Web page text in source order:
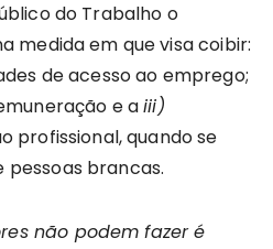
do Trabalho o
medida em que visa coibir:
de acesso ao emprego;
e aiii)
profissional, quando se
brancas.
não podem fazer é